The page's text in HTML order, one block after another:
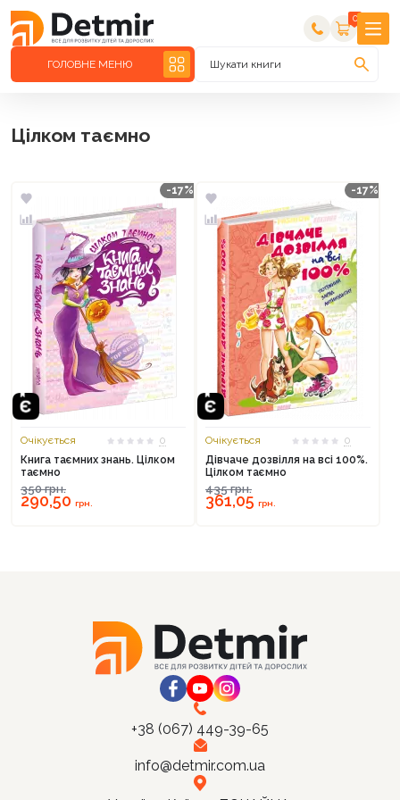
0
ГОЛОВНЕ МЕНЮ Шукати книги
Цілком таємно
-17%
Очікується
0
Книга таємних знань. Цілком
таємно
350грн.
290,50 грн.
-17%
Очікується
0
Дівчаче дозвілля на всі 100%.
Цілком таємно
435грн.
361,05 грн.
+38 (067) 449-39-65
info@detmir.com.ua
Продовжити покупки